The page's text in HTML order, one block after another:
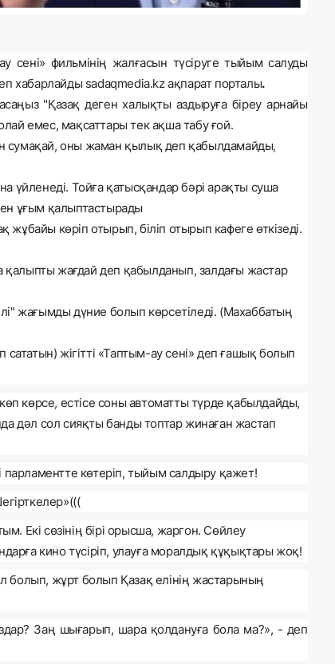
фильмінің жалғасын түсіруге тыйым салуды
хабарлайды sadaqmedia.kz ақпарат порталы.
"Қазақ деген халықты аздыруға біреу арнайы
емес, мақсаттары тек ақша табу ғой.
сумақай, оны жаман қылық деп қабылдамайды,
үйленеді. Тойға қатысқандар бәрі арақты суша
ұғым қалыптастырады
көріп отырып, біліп отырып кафеге өткізеді.
жағдай деп қабылданып, залдағы жастар
жағымды дүние болып көрсетіледі. (Махаббатың
жігітті «Таптым-ау сені» деп ғашық болып
көрсе, естісе соны автоматты түрде қабылдайды,
дәл сол сияқты банды топтар жинаған жастап
көтеріп, тыйым салдыру қажет!
»(((
Екі сөзінің бірі орысша, жаргон. Сөйлеу
кино түсіріп, улауға моралдық құқықтары жоқ!
болып, жұрт болып Қазақ елінің жастарының
Заң шығарып, шара қолдануға бола ма?», - деп